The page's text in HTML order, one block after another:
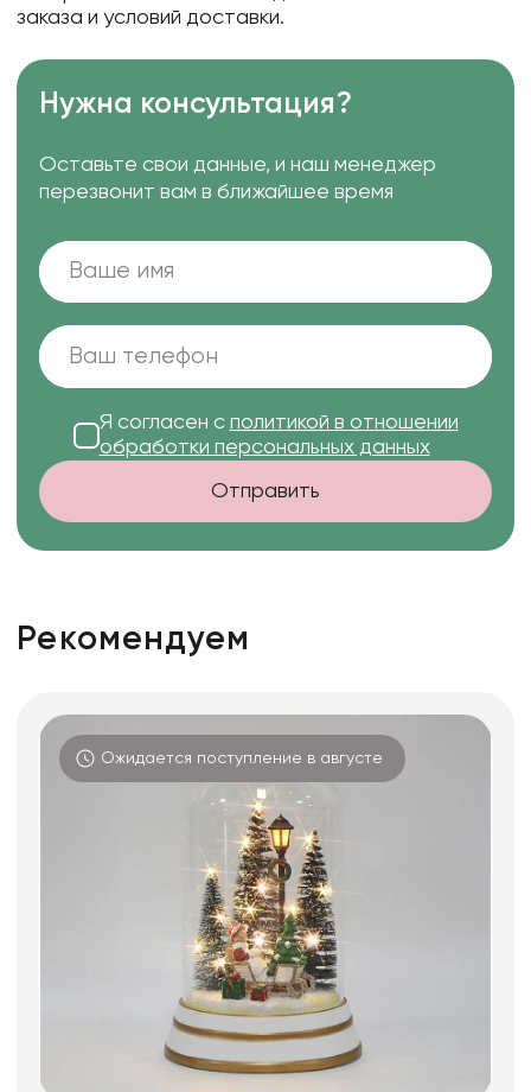
заказа и условий доставки.
Нужна консультация?
Оставьте свои данные, и наш менеджер
перезвонит вам в ближайшее время
Я согласен с политикой в отношении
обработки персональных данных
Отправить
Рекомендуем
Ожидается поступление в августе